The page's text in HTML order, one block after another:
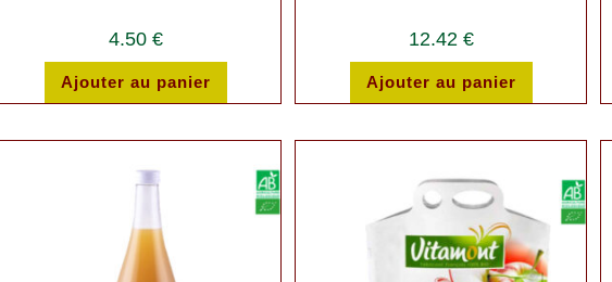
4.50 €
Ajouter au panier
12.42 €
Ajouter au panier